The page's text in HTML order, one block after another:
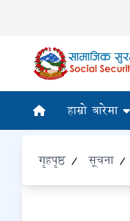
हाम्रो बारेमा
गृहपृष्ठ / सूचना /